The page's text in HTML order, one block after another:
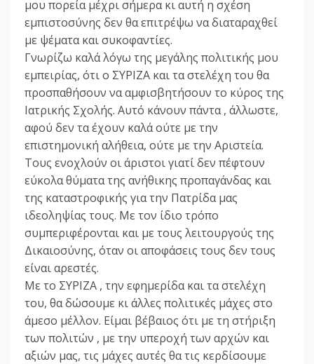
μου πορεία μέχρι σήμερα κι αυτή η σχέση
εμπιστοσύνης δεν θα επιτρέψω να διαταραχθεί
με ψέματα και συκοφαντίες.
Γνωρίζω καλά λόγω της μεγάλης πολιτικής μου
εμπειρίας, ότι ο ΣΥΡΙΖΑ και τα στελέχη του θα
προσπαθήσουν να αμφισβητήσουν το κύρος της
Ιατρικής Σχολής. Αυτό κάνουν πάντα , άλλωστε,
αφού δεν τα έχουν καλά ούτε με την
επιστημονική αλήθεια, ούτε με την Αριστεία.
Τους ενοχλούν οι άριστοι γιατί δεν πέφτουν
εύκολα θύματα της ανήθικης προπαγάνδας και
της καταστροφικής για την Πατρίδα μας
ιδεοληψίας τους. Με τον ίδιο τρόπο
συμπεριφέρονται και με τους λειτουργούς της
Δικαιοσύνης, όταν οι αποφάσεις τους δεν τους
είναι αρεστές.
Με το ΣΥΡΙΖΑ , την εφημερίδα και τα στελέχη
του, θα δώσουμε κι άλλες πολιτικές μάχες στο
άμεσο μέλλον. Είμαι βέβαιος ότι με τη στήριξη
των πολιτών , με την υπεροχή των αρχών και
αξιών μας, τις μάχες αυτές θα τις κερδίσουμε